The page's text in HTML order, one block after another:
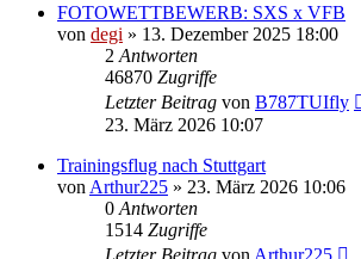
FOTOWETTBEWERB: SXS x VFB
von degi » 13. Dezember 2025 18:00
2 Antworten
46870 Zugriffe
Letzter Beitrag von B787TUIfly
23. März 2026 10:07
Trainingsflug nach Stuttgart
von Arthur225 » 23. März 2026 10:06
0 Antworten
1514 Zugriffe
Letzter Beitrag von Arthur225